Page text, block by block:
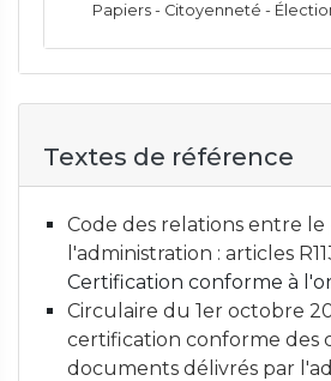
Papiers - Citoyenneté -
Textes de référence
Code des relations entre
l'administration : articles
Certification conforme à
Circulaire du 1er octobre
certification conforme des
documents délivrés par